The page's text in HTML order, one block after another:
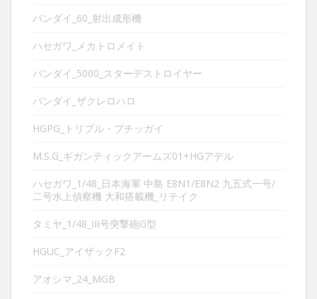
バンダイ_60_射出成形機
ハセガワ_メカトロメイト
バンダイ_5000_スターデストロイヤー
バンダイ_ザクレロハロ
HGPG_トリプル・プチッガイ
M.S.G_ギガンティックアームズ01+HGアデル
ハセガワ_1/48_日本海軍 中島 E8N1/E8N2 九五式一号/
二号水上偵察機 大和搭載機_リテイク
タミヤ_1/48_III号突撃砲G型
HGUC_アイザックF2
アオシマ_24_MGB